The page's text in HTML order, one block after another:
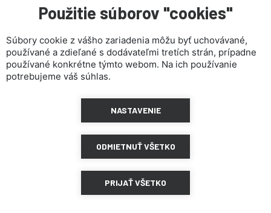
Použitie súborov "cookies"
Súbory cookie z vášho zariadenia môžu byť uchovávané,
používané a zdieľané s dodávateľmi tretích strán, prípadne
používané konkrétne týmto webom. Na ich používanie
potrebujeme váš súhlas.
NASTAVENIE
ODMIETNUŤ VŠETKO
PRIJAŤ VŠETKO
ZDIEĽAŤ NA FACEBOOKU ZDIEĽAŤ NA TWITTER
ZDIEĽAŤ NA LINKED IN